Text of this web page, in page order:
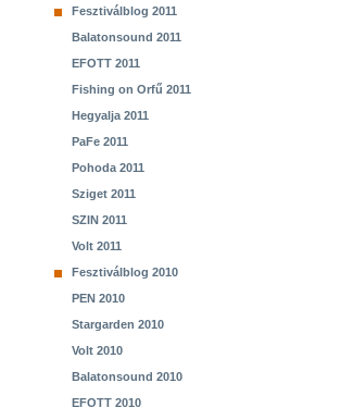
Fesztiválblog 2011
Balatonsound 2011
EFOTT 2011
Fishing on Orfű 2011
Hegyalja 2011
PaFe 2011
Pohoda 2011
Sziget 2011
SZIN 2011
Volt 2011
Fesztiválblog 2010
PEN 2010
Stargarden 2010
Volt 2010
Balatonsound 2010
EFOTT 2010